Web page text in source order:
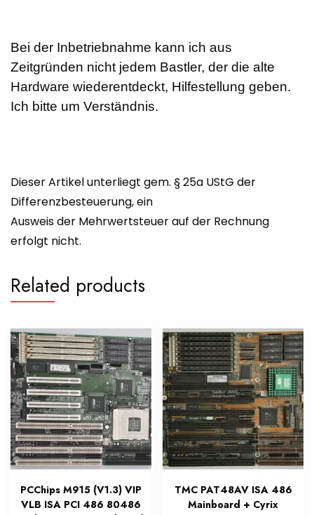
Bei der Inbetriebnahme kann ich aus
Zeitgründen nicht jedem Bastler, der die alte
Hardware wiederentdeckt, Hilfestellung geben.
Ich bitte um Verständnis.
Dieser Artikel unterliegt gem. § 25a UStG der
Differenzbesteuerung, ein
Ausweis der Mehrwertsteuer auf der Rechnung
erfolgt nicht.
Related products
PCChips M915 (V1.3) VIP
VLB ISA PCI 486 80486
TMC PAT48AV ISA 486
Mainboard + Cyrix